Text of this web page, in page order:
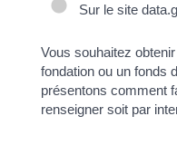
Sur le site
Vous souhaitez
fondation ou un fonds
présentons comment
renseigner soit par